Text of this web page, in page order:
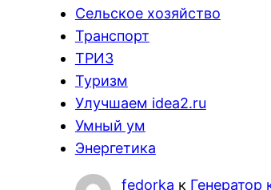
Сельское хозяйство
Транспорт
ТРИЗ
Туризм
Улучшаем idea2.ru
Умный ум
Энергетика
fedorka к Генератор